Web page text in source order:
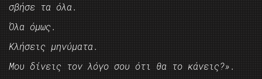
σβήσε τα όλα.
Όλα όμως.
Κλήσεις μηνύματα.
Μου δίνεις τον λόγο σου ότι θα το κάνεις?».